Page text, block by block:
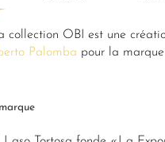
collection OBI est une
Palomba